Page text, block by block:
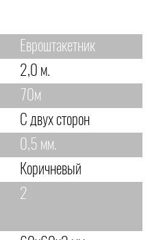
Евроштакетник
2,0 м.
70м
С двух сторон
0,5 мм.
Коричневый
2